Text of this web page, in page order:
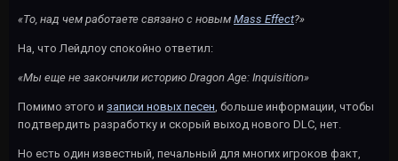
«То, над чем работаете связано с новым Mass Effect?»
На, что Лейдлоу спокойно ответил:
«Мы еще не закончили историю Dragon Age: Inquisition»
Помимо этого и записи новых песен, больше информации, чтобы
подтвердить разработку и скорый выход нового DLC, нет.
Но есть один известный, печальный для многих игроков факт,